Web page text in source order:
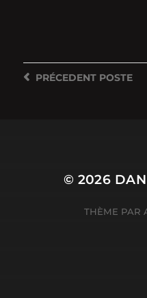
PRÉCEDENTPOSTE
© 2026
THÈME PAR